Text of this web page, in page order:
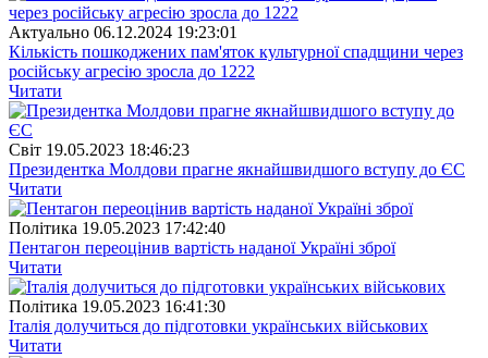
Актуально 06.12.2024 19:23:01
Кількість пошкоджених пам'яток культурної спадщини через
російську агресію зросла до 1222
Читати
Свiт 19.05.2023 18:46:23
Президентка Молдови прагне якнайшвидшого вступу до ЄС
Читати
Полiтика 19.05.2023 17:42:40
Пентагон переоцінив вартість наданої Україні зброї
Читати
Полiтика 19.05.2023 16:41:30
Італія долучиться до підготовки українських військових
Читати